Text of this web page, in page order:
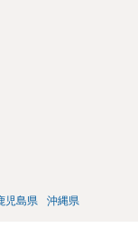
として無効になり
とをおすすめしま
児島県 沖縄県